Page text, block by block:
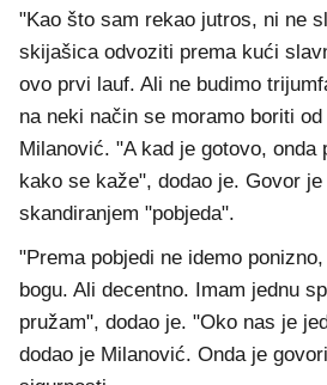
"Kao što sam rekao jutros, ni ne
skijašica odvoziti prema kući
ovo prvi lauf. Ali ne budimo
na neki način se moramo boriti
Milanović. "A kad je gotovo, onda
kako se kaže", dodao je. Govor
skandiranjem "pobjeda".
"Prema pobjedi ne idemo
bogu. Ali decentno. Imam jednu
pružam", dodao je. "Oko nas je
dodao je Milanović. Onda je